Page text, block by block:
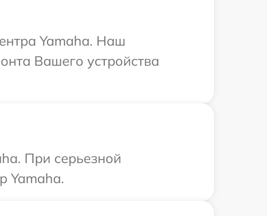
Yamaha. Наш
Вашего устройства
При серьезной
Yamaha.